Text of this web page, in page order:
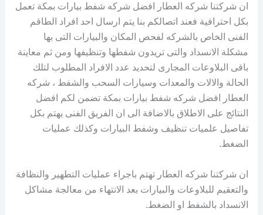
ان شركتنا شركه العطار افضل شركه شفط بيارات بمكة تعمل
بكل احترافية فعند اتصالكم بنا يتم ارسال احد افراد الطاقم
الفنى الخاص بالشركه لفحص المكان والبيارات التى بها
مشكلة الانسداد والتى تريدون شفطها وتنظيفها ومن ثم معاينة
باقى البلاوعات المجارى لتحديد عدد الافراد المطلوب لتلك
الحالة والالات والمعدات وسيارات السحب والشفط ، شركه
العطار افضل شركه شفط بيارات بمكة تضمن لكم افضل
النتائج على الاطلاق بالاضافة الى ان الفريق الفنى يهتم بكل
تفاصيل علميات تنظيف وشفط البيارات وكذلك عمليات
الضغط.
ان شركتنا شركه العطار تهتم باجراء عمليات التطهير والنظافة
والتعقيم للبلاوعات والبيارات بعد الانتهاء من معالجة مشاكل
الانسداد بالشفط او الضغط.